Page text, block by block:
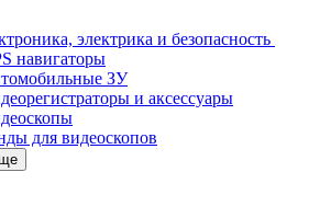
электрика и безопасность
навигаторы
ЗУ
и аксессуары
для видеоскопов